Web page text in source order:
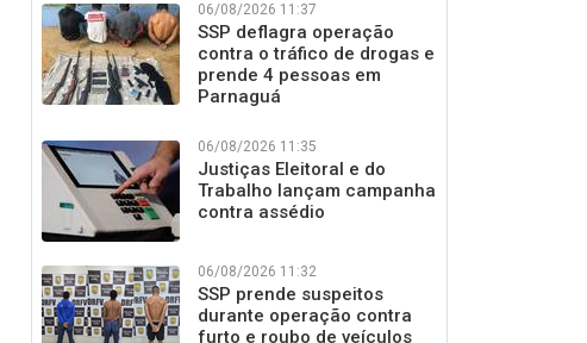
06/08/2026 11:37
SSP deflagra operação
contra o tráfico de drogas e
prende 4 pessoas em
Parnaguá
06/08/2026 11:35
Justiças Eleitoral e do
Trabalho lançam campanha
contra assédio
06/08/2026 11:32
SSP prende suspeitos
durante operação contra
furto e roubo de veículos